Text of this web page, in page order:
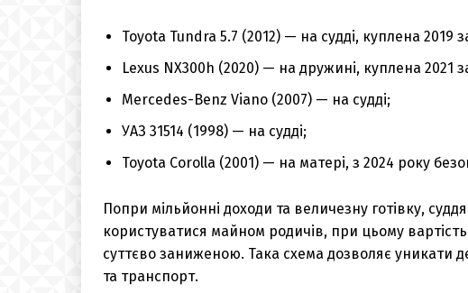
Toyota Tundra 5.7 (2012) — на судді, куплена 2019
Lexus NX300h (2020) — на дружині, куплена 2021
Mercedes-Benz Viano (2007) — на судді;
УАЗ 31514 (1998) — на судді;
Toyota Corolla (2001) — на матері, з 2024 року
Попри мільйонні доходи та величезну готівку,
користуватися майном родичів, при цьому вартість
суттєво заниженою. Така схема дозволяє уникати
та транспорт.